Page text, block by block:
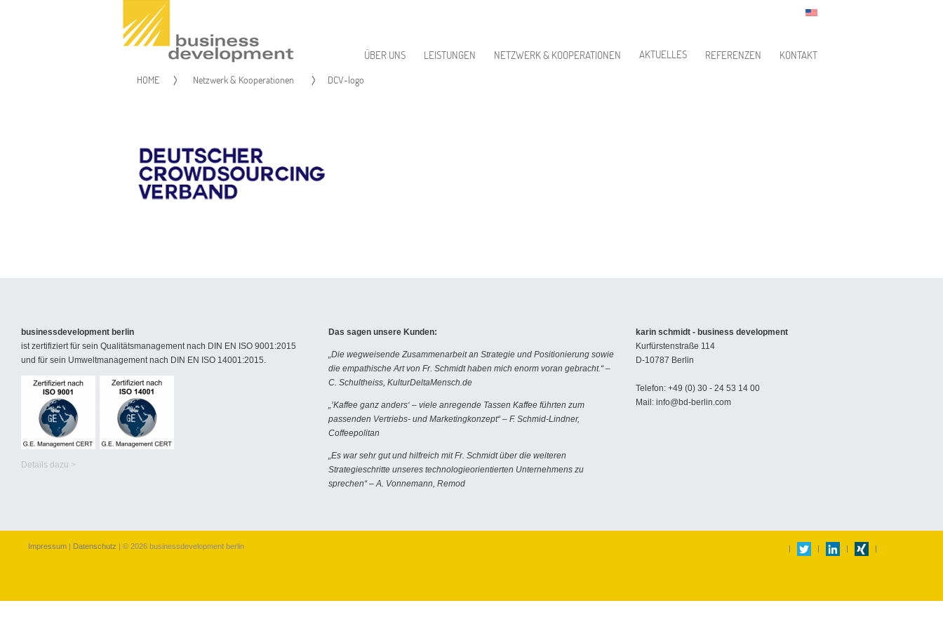
ÜBER UNS LEISTUNGEN NETZWERK & KOOPERATIONEN AKTUELLES REFERENZEN KONTAKT
HOME Netzwerk & Kooperationen DCV-logo
businessdevelopment berlin
ist zertifiziert für sein Qualitätsmanagement nach DIN EN ISO 9001:2015
und für sein Umweltmanagement nach DIN EN ISO 14001:2015.
Details dazu >
Das sagen unsere Kunden:
„Die wegweisende Zusammenarbeit an Strategie und Positionierung sowie
die empathische Art von Fr. Schmidt haben mich enorm voran gebracht.“ –
C. Schultheiss, KulturDeltaMensch.de
„’Kaffee ganz anders‘ – viele anregende Tassen Kaffee führten zum
passenden Vertriebs- und Marketingkonzept“ – F. Schmid-Lindner,
Coffeepolitan
„Es war sehr gut und hilfreich mit Fr. Schmidt über die weiteren
Strategieschritte unseres technologieorientierten Unternehmens zu
sprechen“ – A. Vonnemann, Remod
karin schmidt - business development
Kurfürstenstraße 114
D-10787 Berlin
Telefon: +49 (0) 30 - 24 53 14 00
Mail: info@bd-berlin.com
Impressum | Datenschutz | © 2026 businessdevelopment berlin